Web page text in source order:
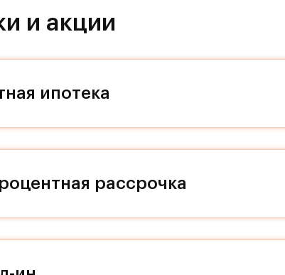
предпочитаете современные,
то, что ближе лично Вам и реализуйте
комплекса:
квартала. Входные группы
Мы заботимся о свободном
позволит вам поддерживать
парковки. Дизайн подземных парковок
ассоциации с историческим культурным
и акции
ипотека
рассрочка